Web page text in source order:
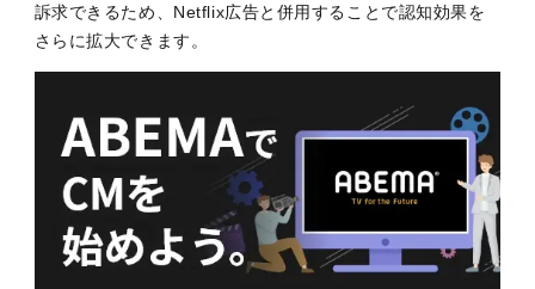
訴求できるため、Netflix広告と併用することで認知効果を
さらに拡大できます。